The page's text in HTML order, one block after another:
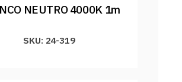
NEUTRO 4000K 1m
SKU: 24-319